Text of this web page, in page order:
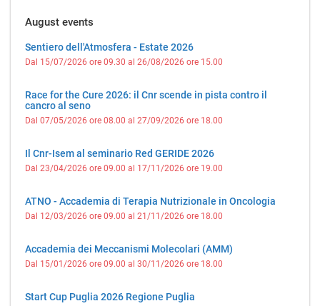
August events
Sentiero dell'Atmosfera - Estate 2026
Dal 15/07/2026 ore 09.30 al 26/08/2026 ore 15.00
Race for the Cure 2026: il Cnr scende in pista contro il
cancro al seno
Dal 07/05/2026 ore 08.00 al 27/09/2026 ore 18.00
Il Cnr-Isem al seminario Red GERIDE 2026
Dal 23/04/2026 ore 09.00 al 17/11/2026 ore 19.00
ATNO - Accademia di Terapia Nutrizionale in Oncologia
Dal 12/03/2026 ore 09.00 al 21/11/2026 ore 18.00
Accademia dei Meccanismi Molecolari (AMM)
Dal 15/01/2026 ore 09.00 al 30/11/2026 ore 18.00
Start Cup Puglia 2026 Regione Puglia